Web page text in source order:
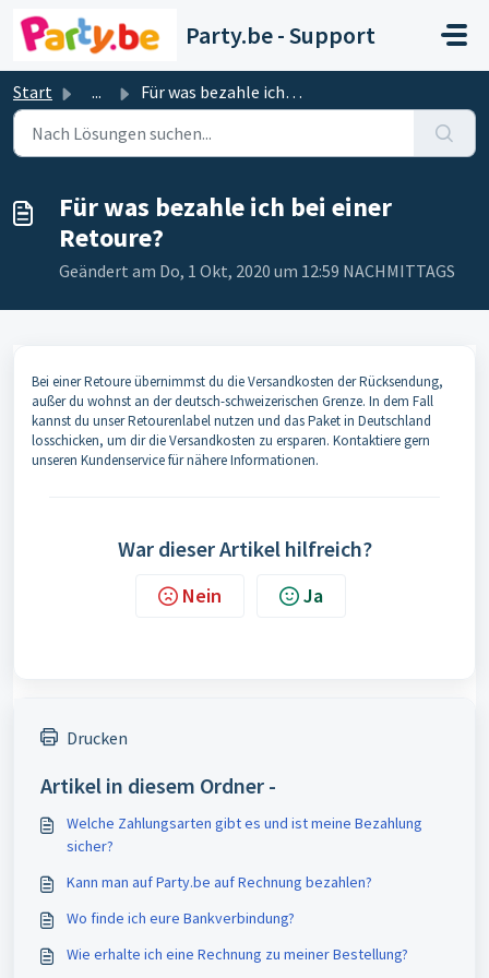
Zum hauptsächlichen Inhalt gehen
Party.be - Support
Start ... Für was bezahle ich bei einer Retoure?
Für was bezahle ich bei einer
Retoure?
Geändert am Do, 1 Okt, 2020 um 12:59 NACHMITTAGS
Bei einer Retoure übernimmst du die Versandkosten der Rücksendung,
außer du wohnst an der deutsch-schweizerischen Grenze. In dem Fall
kannst du unser Retourenlabel nutzen und das Paket in Deutschland
losschicken, um dir die Versandkosten zu ersparen. Kontaktiere gern
unseren Kundenservice für nähere Informationen.
War dieser Artikel hilfreich?
Nein Ja
Drucken
Artikel in diesem Ordner -
Welche Zahlungsarten gibt es und ist meine Bezahlung
sicher?
Kann man auf Party.be auf Rechnung bezahlen?
Wo finde ich eure Bankverbindung?
Wie erhalte ich eine Rechnung zu meiner Bestellung?